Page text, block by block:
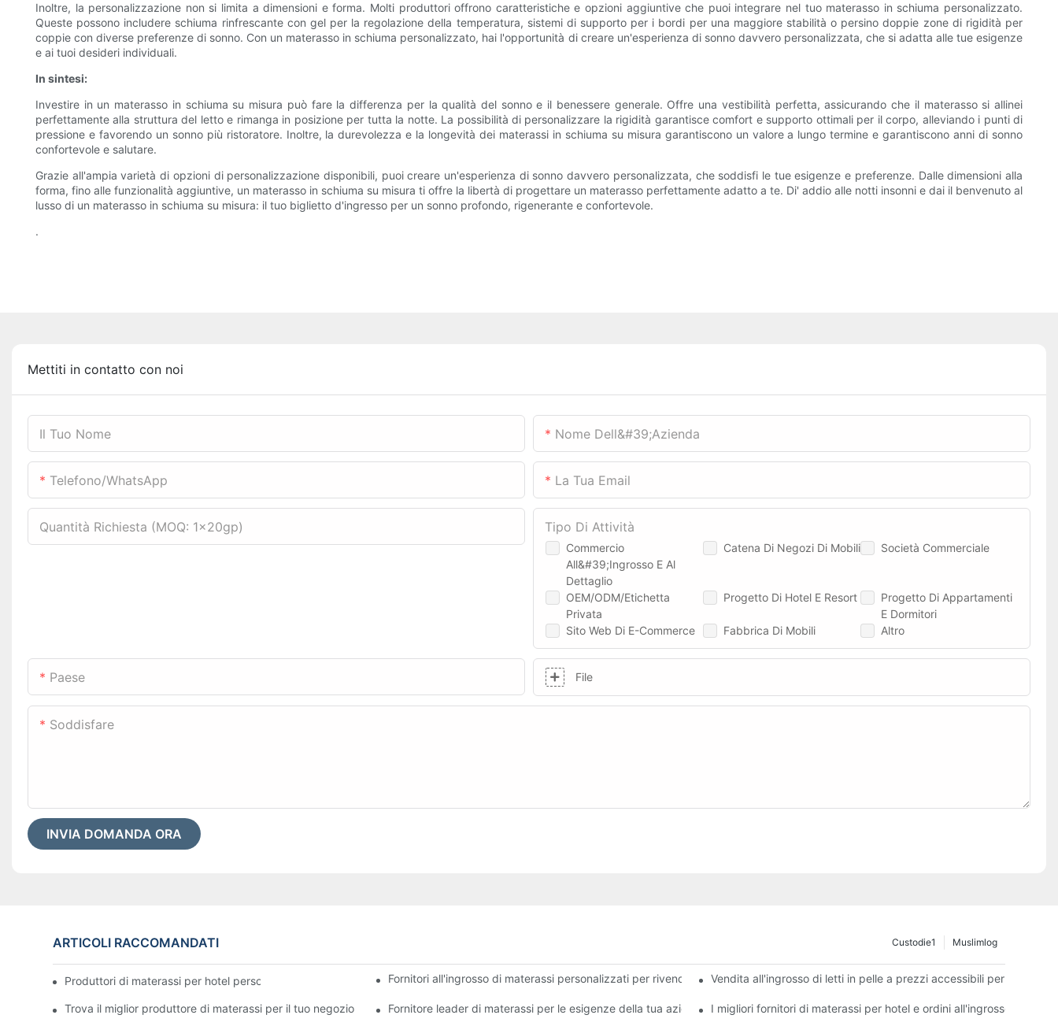
Inoltre, la personalizzazione non si limita a dimensioni e forma. Molti produttori offrono caratteristiche e opzioni aggiuntive che puoi integrare nel tuo materasso in schiuma personalizzato.
Queste possono includere schiuma rinfrescante con gel per la regolazione della temperatura, sistemi di supporto per i bordi per una maggiore stabilità o persino doppie zone di rigidità per
coppie con diverse preferenze di sonno. Con un materasso in schiuma personalizzato, hai l'opportunità di creare un'esperienza di sonno davvero personalizzata, che si adatta alle tue esigenze
e ai tuoi desideri individuali.
In sintesi:
Investire in un materasso in schiuma su misura può fare la differenza per la qualità del sonno e il benessere generale. Offre una vestibilità perfetta, assicurando che il materasso si allinei
perfettamente alla struttura del letto e rimanga in posizione per tutta la notte. La possibilità di personalizzare la rigidità garantisce comfort e supporto ottimali per il corpo, alleviando i punti di
pressione e favorendo un sonno più ristoratore. Inoltre, la durevolezza e la longevità dei materassi in schiuma su misura garantiscono un valore a lungo termine e garantiscono anni di sonno
confortevole e salutare.
Grazie all'ampia varietà di opzioni di personalizzazione disponibili, puoi creare un'esperienza di sonno davvero personalizzata, che soddisfi le tue esigenze e preferenze. Dalle dimensioni alla
forma, fino alle funzionalità aggiuntive, un materasso in schiuma su misura ti offre la libertà di progettare un materasso perfettamente adatto a te. Di' addio alle notti insonni e dai il benvenuto al
lusso di un materasso in schiuma su misura: il tuo biglietto d'ingresso per un sonno profondo, rigenerante e confortevole.
.
Mettiti in contatto con noi
Il Tuo Nome Nome Dell&#39;azienda
Telefono/WhatsApp La Tua Email
Quantità Richiesta (MOQ: 1x20gp)
Commercio
All&#39;ingrosso E Al
Dettaglio
Catena Di Negozi Di Mobili Società Commerciale
OEM/ODM/Etichetta
Privata
Progetto Di Hotel E Resort
Progetto Di Appartamenti
E Dormitori
Sito Web Di E-Commerce
Fabbrica Di Mobili Altro
Tipo Di Attività
Paese File
Soddisfare
INVIA DOMANDA ORA
ARTICOLI RACCOMANDATI Muslimlog
Custodie1
Produttori di materassi per hotel personalizzati di alta qualità per la tua attivitàFornitori all'ingrosso di materassi personalizzati per rivenditori Vendita all'ingrosso di letti in pelle a prezzi accessibili per la tua
Trova il miglior produttore di materassi per il tuo negozio Fornitore leader di materassi per le esigenze della tua azienda I migliori fornitori di materassi per hotel e ordini all'ingrosso